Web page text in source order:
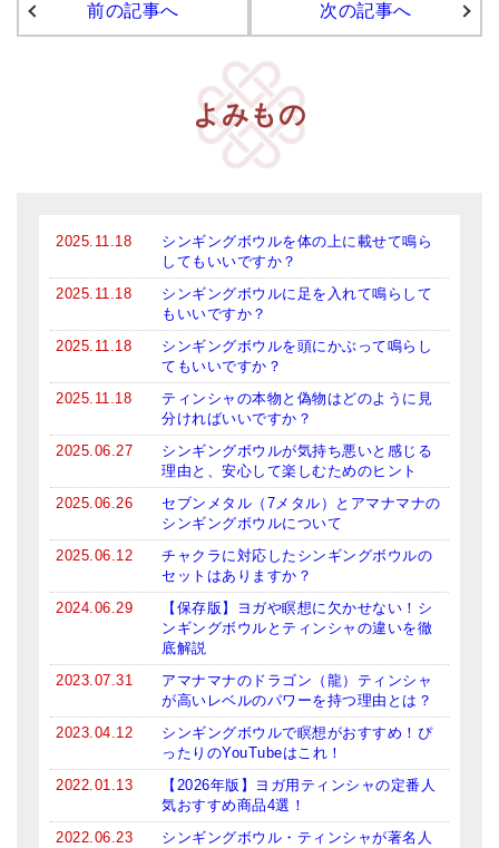
前の記事へ 次の記事へ
よみもの
2025.11.18
シンギングボウルを体の上に載せて鳴ら
してもいいですか？
2025.11.18
シンギングボウルに足を入れて鳴らして
もいいですか？
2025.11.18
シンギングボウルを頭にかぶって鳴らし
てもいいですか？
2025.11.18
ティンシャの本物と偽物はどのように見
分ければいいですか？
2025.06.27
シンギングボウルが気持ち悪いと感じる
理由と、安心して楽しむためのヒント
2025.06.26
セブンメタル（7メタル）とアマナマナの
シンギングボウルについて
2025.06.12
チャクラに対応したシンギングボウルの
セットはありますか？
2024.06.29
【保存版】ヨガや瞑想に欠かせない！シ
ンギングボウルとティンシャの違いを徹
底解説
2023.07.31
アマナマナのドラゴン（龍）ティンシャ
が高いレベルのパワーを持つ理由とは？
2023.04.12
シンギングボウルで瞑想がおすすめ！ぴ
ったりのYouTubeはこれ！
2022.01.13
【2026年版】ヨガ用ティンシャの定番人
気おすすめ商品4選！
2022.06.23
シンギングボウル・ティンシャが著名人